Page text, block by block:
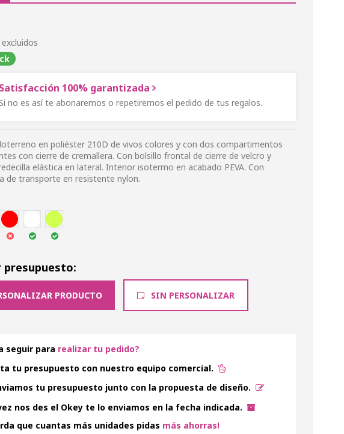
Satisfacción 100% garantizada
no es así te abonaremos o repetiremos el pedido de tus regalos.
en poliéster 210D de vivos colores y con dos compartimentos
con cierre de cremallera. Con bolsillo frontal de cierre de velcro y
elástica en lateral. Interior isotermo en acabado PEVA. Con
de transporte en resistente nylon.
ROJ BLA VEC
presupuesto:
PRODUCTO SIN PERSONALIZAR
seguir para realizar tu pedido?
tu presupuesto con nuestro equipo comercial.
tu presupuesto junto con la propuesta de diseño.
nos des el Okey te lo enviamos en la fecha indicada.
que cuantas más unidades pidas más ahorras!